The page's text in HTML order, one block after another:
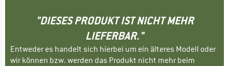
"DIESES PRODUKT IST NICHT MEHR
LIEFERBAR."
Entweder es handelt sich hierbei um ein älteres Modell oder
wir können bzw. werden das Produkt nicht mehr beim